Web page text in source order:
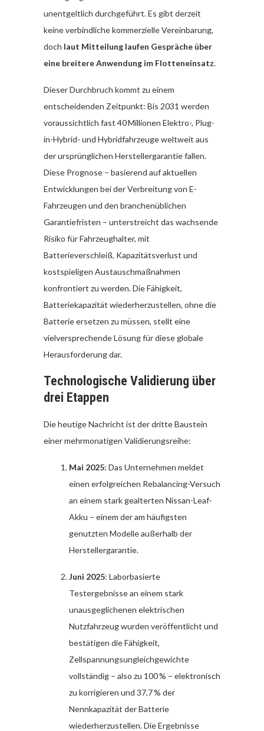
unentgeltlich durchgeführt. Es gibt derzeit
keine verbindliche kommerzielle Vereinbarung,
doch laut Mitteilung laufen Gespräche über
eine breitere Anwendung im Flotteneinsatz.
Dieser Durchbruch kommt zu einem
entscheidenden Zeitpunkt: Bis 2031 werden
voraussichtlich fast 40 Millionen Elektro-, Plug-
in-Hybrid- und Hybridfahrzeuge weltweit aus
der ursprünglichen Herstellergarantie fallen.
Diese Prognose – basierend auf aktuellen
Entwicklungen bei der Verbreitung von E-
Fahrzeugen und den branchenüblichen
Garantiefristen – unterstreicht das wachsende
Risiko für Fahrzeughalter, mit
Batterieverschleiß, Kapazitätsverlust und
kostspieligen Austauschmaßnahmen
konfrontiert zu werden. Die Fähigkeit,
Batteriekapazität wiederherzustellen, ohne die
Batterie ersetzen zu müssen, stellt eine
vielversprechende Lösung für diese globale
Herausforderung dar.
Technologische Validierung über
drei Etappen
Die heutige Nachricht ist der dritte Baustein
einer mehrmonatigen Validierungsreihe:
Mai 2025: Das Unternehmen meldet
einen erfolgreichen Rebalancing-Versuch
an einem stark gealterten Nissan-Leaf-
Akku – einem der am häufigsten
genutzten Modelle außerhalb der
Herstellergarantie.
Juni 2025: Laborbasierte
Testergebnisse an einem stark
unausgeglichenen elektrischen
Nutzfahrzeug wurden veröffentlicht und
bestätigen die Fähigkeit,
Zellspannungsungleichgewichte
vollständig – also zu 100 % – elektronisch
zu korrigieren und 37,7 % der
Nennkapazität der Batterie
wiederherzustellen. Die Ergebnisse